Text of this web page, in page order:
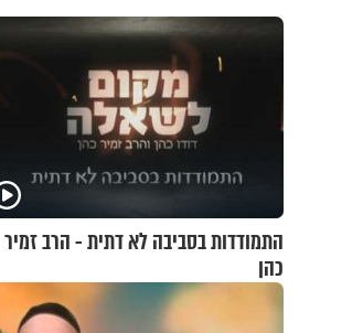
התמודדות בסביבה לא דתית - הרב זמיר
כהן